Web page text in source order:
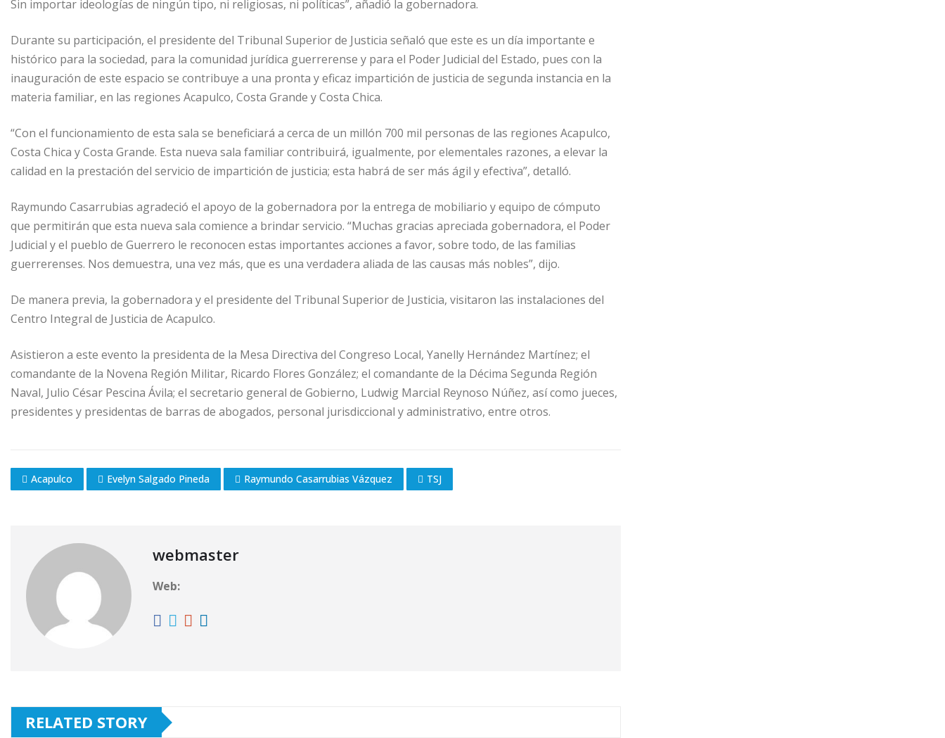
Sin importar ideologías de ningún tipo, ni religiosas, ni políticas”, añadió la gobernadora.
Durante su participación, el presidente del Tribunal Superior de Justicia señaló que este es un día importante e
histórico para la sociedad, para la comunidad jurídica guerrerense y para el Poder Judicial del Estado, pues con la
inauguración de este espacio se contribuye a una pronta y eficaz impartición de justicia de segunda instancia en la
materia familiar, en las regiones Acapulco, Costa Grande y Costa Chica.
“Con el funcionamiento de esta sala se beneficiará a cerca de un millón 700 mil personas de las regiones Acapulco,
Costa Chica y Costa Grande. Esta nueva sala familiar contribuirá, igualmente, por elementales razones, a elevar la
calidad en la prestación del servicio de impartición de justicia; esta habrá de ser más ágil y efectiva”, detalló.
Raymundo Casarrubias agradeció el apoyo de la gobernadora por la entrega de mobiliario y equipo de cómputo
que permitirán que esta nueva sala comience a brindar servicio. “Muchas gracias apreciada gobernadora, el Poder
Judicial y el pueblo de Guerrero le reconocen estas importantes acciones a favor, sobre todo, de las familias
guerrerenses. Nos demuestra, una vez más, que es una verdadera aliada de las causas más nobles”, dijo.
De manera previa, la gobernadora y el presidente del Tribunal Superior de Justicia, visitaron las instalaciones del
Centro Integral de Justicia de Acapulco.
Asistieron a este evento la presidenta de la Mesa Directiva del Congreso Local, Yanelly Hernández Martínez; el
comandante de la Novena Región Militar, Ricardo Flores González; el comandante de la Décima Segunda Región
Naval, Julio César Pescina Ávila; el secretario general de Gobierno, Ludwig Marcial Reynoso Núñez, así como jueces,
presidentes y presidentas de barras de abogados, personal jurisdiccional y administrativo, entre otros.
Acapulco Evelyn Salgado Pineda Raymundo Casarrubias Vázquez TSJ
webmaster
Web:
RELATED STORY